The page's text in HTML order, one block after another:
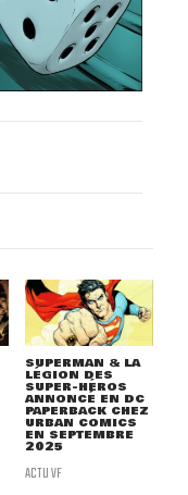
SUPERMAN & LA
LÉGION DES
SUPER-HÉROS
ANNONCÉ EN DC
PAPERBACK CHEZ
URBAN COMICS
EN SEPTEMBRE
2025
ACTU VF